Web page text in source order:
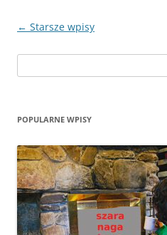
Zobacz
← Starsze wpisy
POPULARNE WPISY